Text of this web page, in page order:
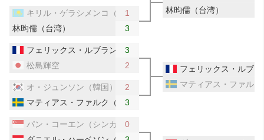
キリル・ゲラシメンコ（カザフスタン）
1
林昀儒（台湾）
3
フェリックス・ルブラン（フランス）
3
松島輝空
2
オ・ジュンソン（韓国）
2
マティアス・ファルク（スウェーデン）
3
パン・コーエン（シンガポール）
0
林昀儒（台湾）
フェリックス・ルブ
マティアス・ファル